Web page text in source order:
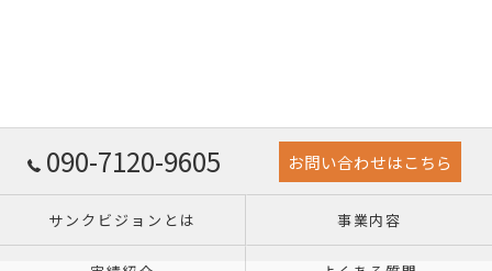
090-7120-9605 お問い合わせはこちら
サンクビジョンとは 事業内容